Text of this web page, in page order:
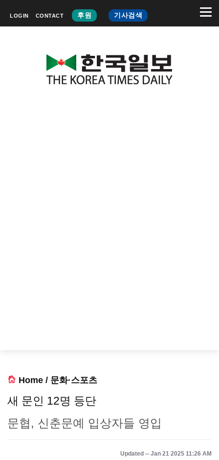
LOGIN CONTACT 후원 기사검색
Home / 문화·스포츠
새 문인 12명 등단
문협, 신춘문예 입상자들 영입
Updated -- Jan 21 2025 11:26 AM